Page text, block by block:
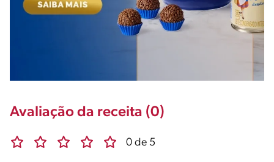
Avaliação da receita (0)
0 de 5